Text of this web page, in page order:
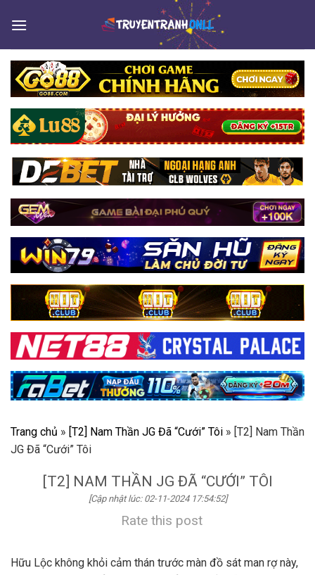
Trang chủ » [T2] Nam Thần JG Đã “Cưới” Tôi » [T2] Nam Thần
JG Đã “Cưới” Tôi
[T2] NAM THẦN JG ĐÃ “CƯỚI” TÔI
[Cập nhật lúc: 02-11-2024 17:54:52]
Rate this post
Hữu Lộc không khỏi cảm thán trước màn đồ sát man rợ này,